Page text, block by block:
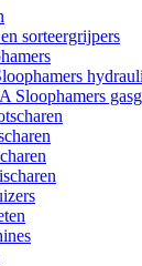
sorteergrijpers
Sloophamers